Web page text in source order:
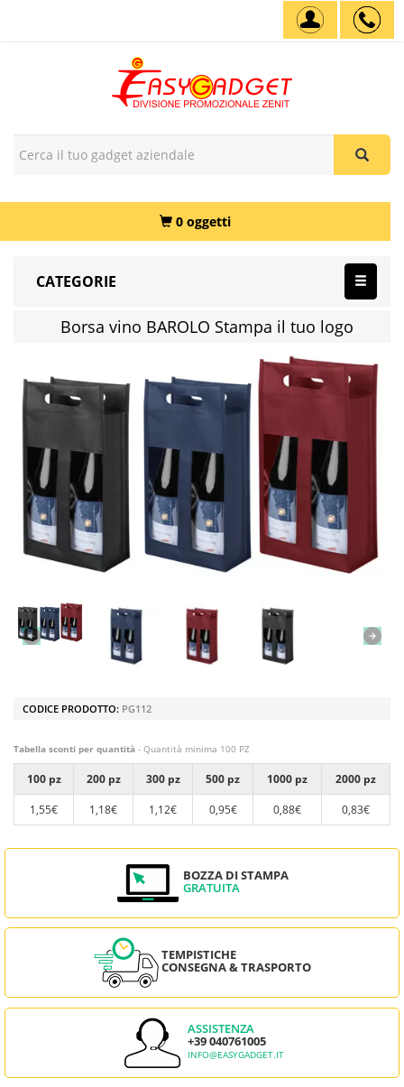
0 oggetti
CATEGORIE
Borsa vino BAROLO Stampa il tuo logo
CODICE PRODOTTO: PG112
Tabella sconti per quantità - Quantità minima 100 PZ
100 pz 200 pz 300 pz 500 pz 1000 pz
2000 pz
1,55€
1,18€ 1,12€ 0,95€ 0,88€ 0,83€
BOZZA DI STAMPA
GRATUITA
TEMPISTICHE
CONSEGNA & TRASPORTO
ASSISTENZA
+39 040761005
INFO@EASYGADGET.IT